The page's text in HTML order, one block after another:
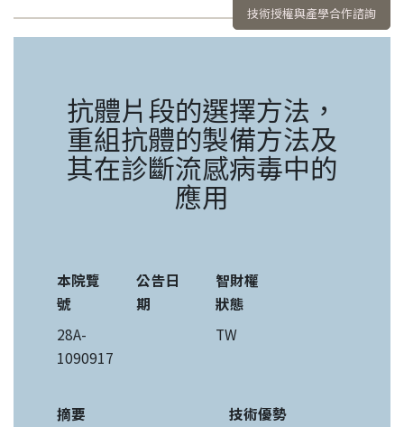
技術授權與產學合作諮詢
抗體片段的選擇方法，
重組抗體的製備方法及
其在診斷流感病毒中的
應用
本院覽
號
28A-
1090917
公告日
期
智財權
狀態
TW
摘要 技術優勢